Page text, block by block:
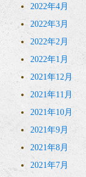
2022年4月
2022年3月
2022年2月
2022年1月
2021年12月
2021年11月
2021年10月
2021年9月
2021年8月
2021年7月